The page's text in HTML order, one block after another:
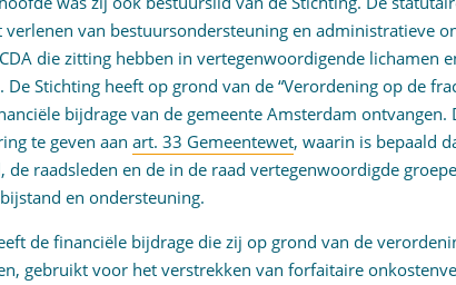
verlenen van bestuursondersteuning en administratieve
die zitting hebben in vertegenwoordigende lichamen
De Stichting heeft op grond van de “Verordening op de
bijdrage van de gemeente Amsterdam ontvangen.
te geven aanart. 33 Gemeentewet, waarin is bepaald
de raadsleden en de in de raad vertegenwoordigde
en ondersteuning.
de financiële bijdrage die zij op grond van de
gebruikt voor het verstrekken van forfaitaire